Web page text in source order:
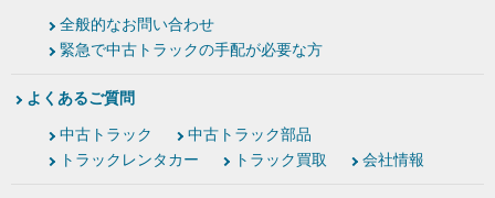
全般的なお問い合わせ
緊急で中古トラックの手配が必要な方
よくあるご質問
中古トラック
中古トラック部品
トラックレンタカー
トラック買取 会社情報